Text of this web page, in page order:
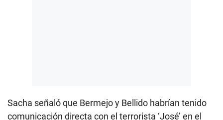
Sacha señaló que Bermejo y Bellido habrían tenido
comunicación directa con el terrorista ‘José’ en el